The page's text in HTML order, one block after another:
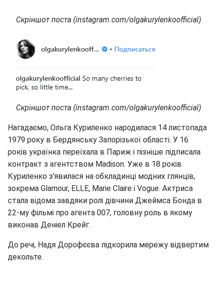
Скріншот поста (instagram.com/olgakurylenkoofficial)
Скріншот поста (instagram.com/olgakurylenkoofficial)
Нагадаємо, Ольга Куриленко народилася 14 листопада
1979 року в Бердянську Запорізької області. У 16
років українка переїхала в Париж і пізніше підписала
контракт з агентством Madison. Уже в 18 років
Куриленко з'явилася на обкладинці модних глянців,
зокрема Glamour, ELLE, Marie Claire і Vogue. Актриса
стала відома завдяки ролі дівчини Джеймса Бонда в
22-му фільмі про агента 007, головну роль в якому
виконав Деніел Крейг.
До речі, Надя Дорофєєва підкорила мережу відвертим
декольте.